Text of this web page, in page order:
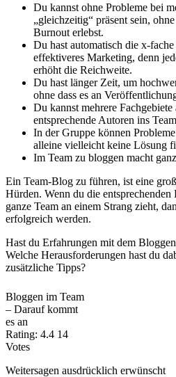
Du kannst ohne Probleme bei
„gleichzeitig“ präsent sein,
Burnout erlebst.
Du hast automatisch die x-
effektiveres Marketing, denn
erhöht die Reichweite.
Du hast länger Zeit, um
ohne dass es an
Du kannst mehrere
entsprechende Autoren ins
In der Gruppe können
alleine vielleicht keine Lösung
Im Team zu bloggen macht
Ein Team-Blog zu führen, ist eine
Hürden. Wenn du die entsprechenden
ganze Team an einem Strang zieht,
erfolgreich werden.
Hast du Erfahrungen mit dem
Welche Herausforderungen hast du
zusätzliche Tipps?
Bloggen im Team
– Darauf kommt
es an
Rating: 4.4 14
Votes
Weitersagen ausdrücklich erwünscht